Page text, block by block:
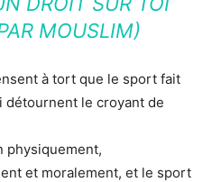
MOUSLIM)
à tort que le sport fait
le croyant de
physiquement,
et moralement, et le sport